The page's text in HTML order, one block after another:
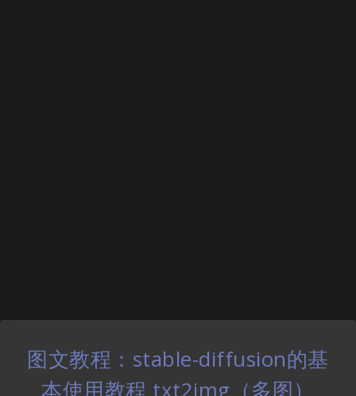
图文教程：stable-diffusion的基
本使用教程 txt2img（多图）